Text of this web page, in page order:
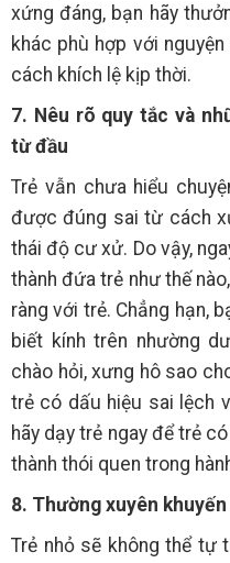
xứng đáng, bạn hãy
khác phù hợp với
cách khích lệ kịp thời.
7. Nêu rõ quy tắc và
từ đầu
Trẻ vẫn chưa hiểu
được đúng sai từ cách
thái độ cư xử. Do vậy,
thành đứa trẻ như thế
ràng với trẻ. Chẳng hạn,
biết kính trên nhường
chào hỏi, xưng hô sao
trẻ có dấu hiệu sai lệch
hãy dạy trẻ ngay để trẻ
thành thói quen trong
8. Thường xuyên
Trẻ nhỏ sẽ không thể tự